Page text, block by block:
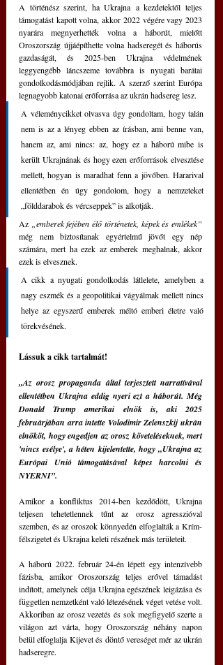
A történész szerint, ha Ukrajna a kezdetektől teljes
támogatást kapott volna, akkor 2022 végére vagy 2023
nyarára megnyerhették volna a háborút, mielőtt
Oroszország újjáépíthette volna hadseregét és háborús
gazdaságát, és 2025-ben Ukrajna védelmének
leggyengébb láncszeme továbbra is nyugati barátai
gondolkodásmódjában rejlik. A szerző szerint Európa
legnagyobb katonai erőforrása az ukrán hadsereg lesz.
A véleménycikket olvasva úgy gondoltam, hogy talán
nem is az a lényeg ebben az írásban, ami benne van,
hanem az, ami nincs: az, hogy ez a háború mibe is
került Ukrajnának és hogy ezen erőforrások elvesztése
mellett, hogyan is maradhat fenn a jövőben. Hararival
ellentétben én úgy gondolom, hogy a nemzeteket
„földdarabok és vércseppek” is alkotják.
Az
„emberek fejében élő történetek, képek és emlékek”
még nem biztosítanak egyértelmű jövőt egy nép
számára, mert ha ezek az emberek meghalnak, akkor
ezek is elvesznek.
A cikk a nyugati gondolkodás látlelete, amelyben a
nagy eszmék és a geopolitikai vágyálmak mellett nincs
helye az egyszerű emberek méltó emberi életre való
törekvésének.
Lássuk a cikk tartalmát!
„Az orosz propaganda által terjesztett narratívával
ellentétben Ukrajna eddig nyeri ezt a háborút. Még
Donald Trump amerikai elnök is, aki 2025
februárjában arra intette Volodimir Zelenszkij ukrán
elnököt, hogy engedjen az orosz követeléseknek, mert
'nincs esélye', a héten kijelentette, hogy „Ukrajna az
Európai Unió támogatásával képes harcolni és
NYERNI”.
Amikor a konfliktus 2014-ben kezdődött, Ukrajna
teljesen tehetetlennek tűnt az orosz agresszióval
szemben, és az oroszok könnyedén elfoglalták a Krím-
félszigetet és Ukrajna keleti részének más területeit.
A háború 2022. február 24-én lépett egy intenzívebb
fázisba, amikor Oroszország teljes erővel támadást
indított, amelynek célja Ukrajna egészének leigázása és
független nemzetként való létezésének véget vetése volt.
Akkoriban az orosz vezetés és sok megfigyelő szerte a
világon azt várta, hogy Oroszország néhány napon
belül elfoglalja Kijevet és döntő vereséget mér az ukrán
hadseregre.